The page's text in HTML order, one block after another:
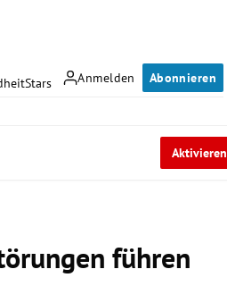
Anmelden Abonnieren
Stars
Aktivieren
führen